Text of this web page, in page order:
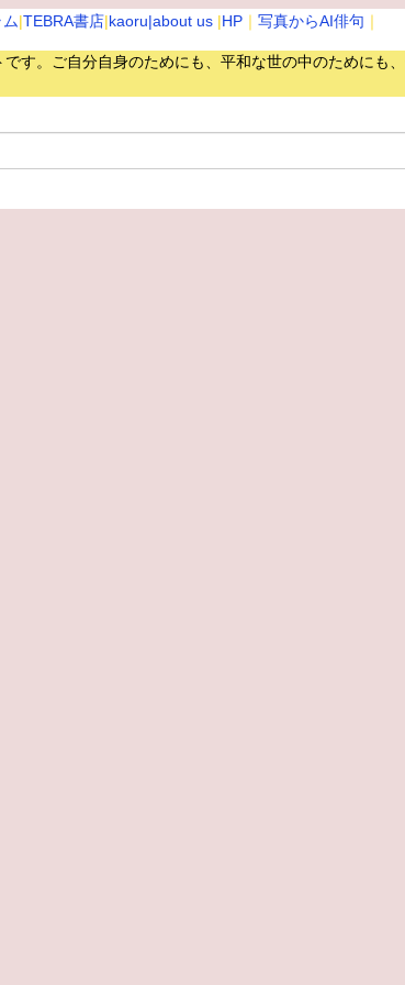
|TEBRA書店|kaoru|about us |HP ｜ 写真からAI俳句 ｜
す。 ご自分自身のためにも、平和な世の中のためにも